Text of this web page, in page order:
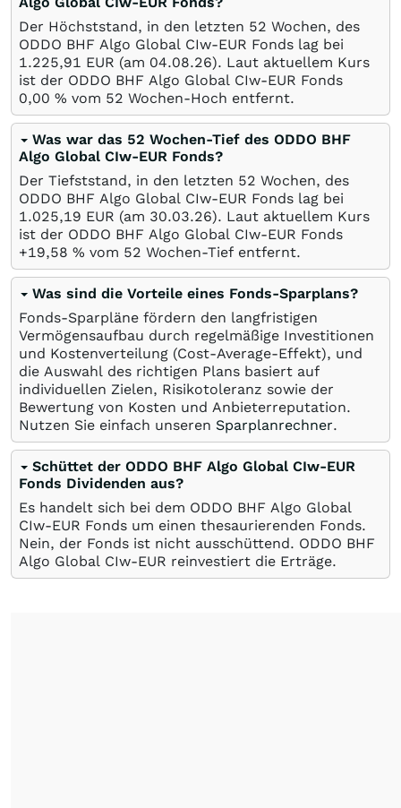
Der Höchststand, in den letzten 52 Wochen, des
ODDO BHF Algo Global CIw-EUR Fonds lag bei
1.225,91 EUR (am 04.08.26). Laut aktuellem Kurs
ist der ODDO BHF Algo Global CIw-EUR Fonds
0,00 % vom 52 Wochen-Hoch entfernt.
Was war das 52 Wochen-Tief des ODDO BHF
Algo Global CIw-EUR Fonds?
Der Tiefststand, in den letzten 52 Wochen, des
ODDO BHF Algo Global CIw-EUR Fonds lag bei
1.025,19 EUR (am 30.03.26). Laut aktuellem Kurs
ist der ODDO BHF Algo Global CIw-EUR Fonds
+19,58 % vom 52 Wochen-Tief entfernt.
Was sind die Vorteile eines Fonds-Sparplans?
Fonds-Sparpläne fördern den langfristigen
Vermögensaufbau durch regelmäßige Investitionen
und Kostenverteilung (Cost-Average-Effekt), und
die Auswahl des richtigen Plans basiert auf
individuellen Zielen, Risikotoleranz sowie der
Bewertung von Kosten und Anbieterreputation.
Nutzen Sie einfach unseren Sparplanrechner.
Schüttet der ODDO BHF Algo Global CIw-EUR
Fonds Dividenden aus?
Es handelt sich bei dem ODDO BHF Algo Global
CIw-EUR Fonds um einen thesaurierenden Fonds.
Nein, der Fonds ist nicht ausschüttend. ODDO BHF
Algo Global CIw-EUR reinvestiert die Erträge.